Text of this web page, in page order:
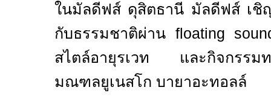
ในมัลดีฟส์ ดุสิตธานี มัลดีฟส์ เชิ
กับธรรมชาติผ่าน floating
สไตล์อายุรเวท และกิจกรรมท
มณฑลยูเนสโก บายาอะทอลล์